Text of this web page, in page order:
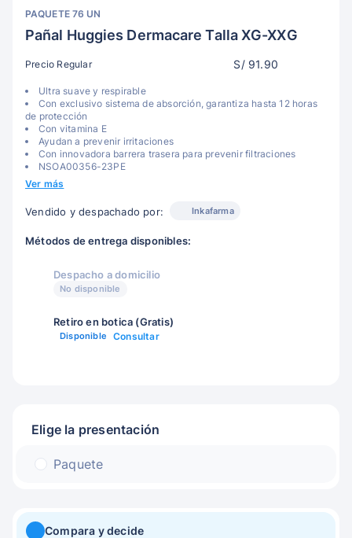
PAQUETE 76 UN
Pañal Huggies Dermacare Talla XG-XXG
Precio Regular S/ 91.90
Ultra suave y respirable
Con exclusivo sistema de absorción, garantiza hasta 12 horas
de protección
Con vitamina E
Ayudan a prevenir irritaciones
Con innovadora barrera trasera para prevenir filtraciones
NSOA00356-23PE
Ver más
Vendido y despachado por: Inkafarma
Métodos de entrega disponibles:
Despacho a domicilio
No disponible
Retiro en botica (Gratis)
Disponible Consultar
Elige la presentación
Paquete
Compara y decide